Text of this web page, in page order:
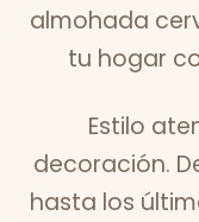
almohada
tu hogar
Estilo
decoración.
hasta los